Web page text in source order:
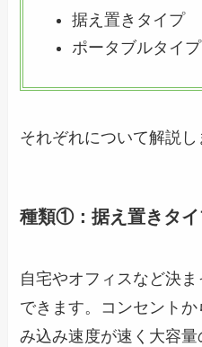
据え置きタイプ
ポータブルタイプ
それぞれについて解説し
種類①：据え置きタ
自宅やオフィスなど決
できます。コンセント
み込み速度が速く大容